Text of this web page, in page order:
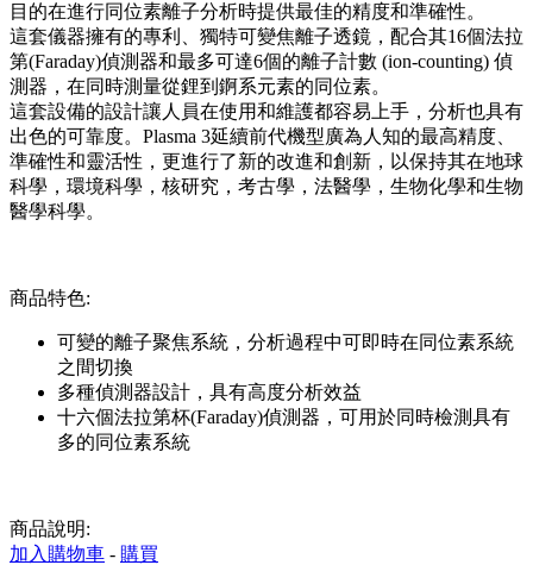
目的在進行同位素離子分析時提供最佳的精度和準確性。
這套儀器擁有的專利、獨特可變焦離子透鏡，配合其16個法拉
第(Faraday)偵測器和最多可達6個的離子計數 (ion-counting) 偵
測器，在同時測量從鋰到錒系元素的同位素。
這套設備的設計讓人員在使用和維護都容易上手，分析也具有
出色的可靠度。Plasma 3延續前代機型廣為人知的最高精度、
準確性和靈活性，更進行了新的改進和創新，以保持其在地球
科學，環境科學，核研究，考古學，法醫學，生物化學和生物
醫學科學。
商品特色:
可變的離子聚焦系統，分析過程中可即時在同位素系統
之間切換
多種偵測器設計，具有高度分析效益
十六個法拉第杯(Faraday)偵測器，可用於同時檢測具有
多的同位素系統
商品說明:
加入購物車 - 購買